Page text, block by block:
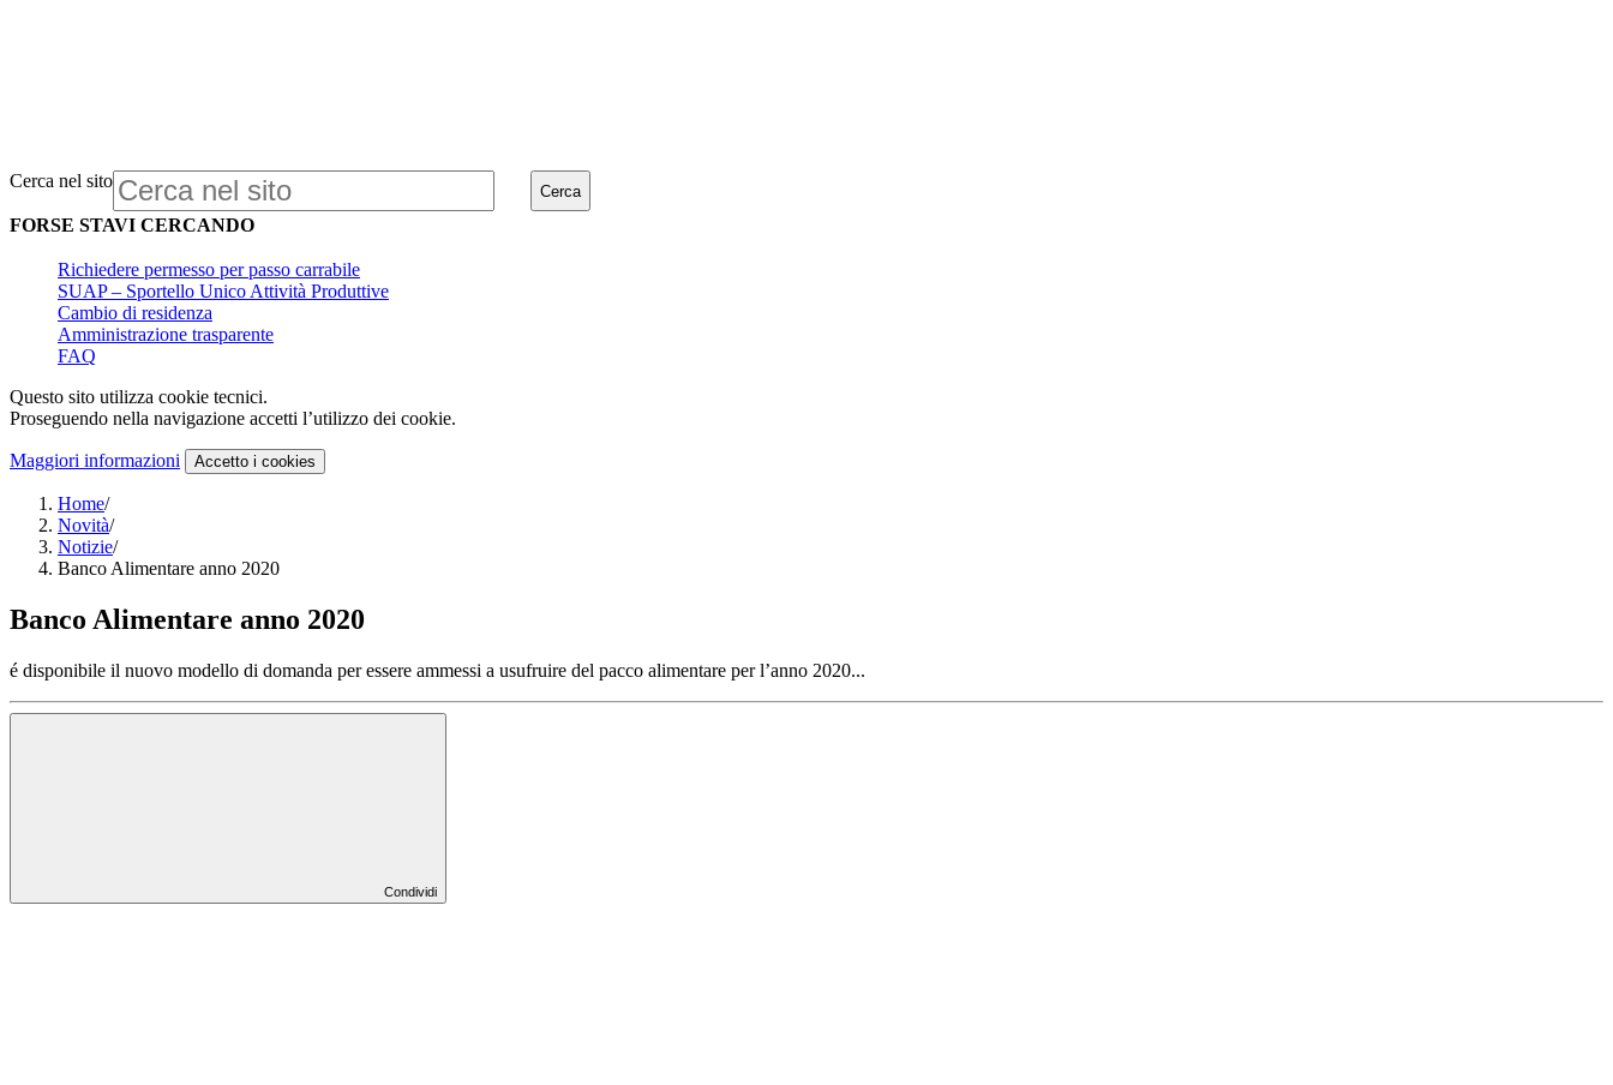
Cerca nel sito Cerca
FORSE STAVI CERCANDO
Richiedere permesso per passo carrabile
SUAP – Sportello Unico Attività Produttive
Cambio di residenza
Amministrazione trasparente
FAQ
Questo sito utilizza cookie tecnici.
Proseguendo nella navigazione accetti l’utilizzo dei cookie.
Maggiori informazioni Accetto i cookies
Home/
Novità/
Notizie/
Banco Alimentare anno 2020
Banco Alimentare anno 2020
é disponibile il nuovo modello di domanda per essere ammessi a usufruire del pacco alimentare per l’anno 2020...
Condividi